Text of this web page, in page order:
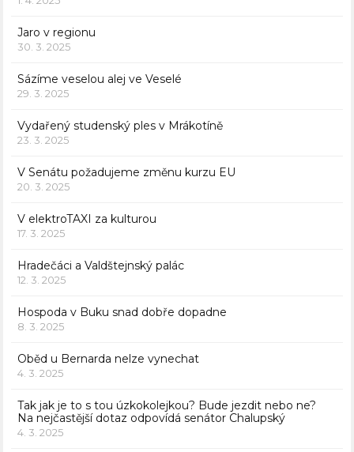
Jaro v regionu
30. 3. 2025
Sázíme veselou alej ve Veselé
29. 3. 2025
Vydařený studenský ples v Mrákotíně
23. 3. 2025
V Senátu požadujeme změnu kurzu EU
20. 3. 2025
V elektroTAXI za kulturou
17. 3. 2025
Hradečáci a Valdštejnský palác
12. 3. 2025
Hospoda v Buku snad dobře dopadne
8. 3. 2025
Oběd u Bernarda nelze vynechat
4. 3. 2025
Tak jak je to s tou úzkokolejkou? Bude jezdit nebo ne?
Na nejčastější dotaz odpovídá senátor Chalupský
4. 3. 2025